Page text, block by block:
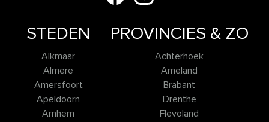
STEDEN
Alkmaar
Almere
Amersfoort
Apeldoorn
Arnhem
PROVINCIES & ZO
Achterhoek
Ameland
Brabant
Drenthe
Flevoland